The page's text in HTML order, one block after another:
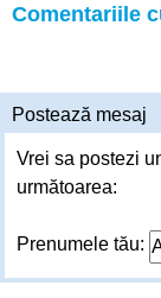
Comentariile
Postează mesaj
Vrei sa postezi
următoarea:
Prenumele tău: